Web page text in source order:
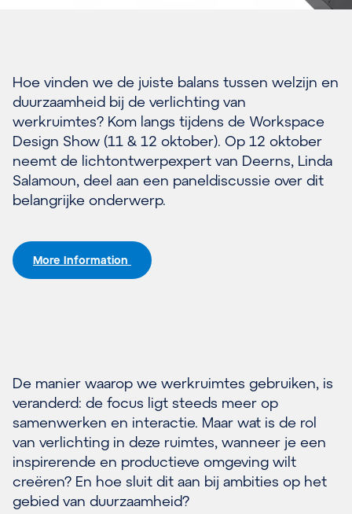
Hoe vinden we de juiste balans tussen welzijn en
duurzaamheid bij de verlichting van
werkruimtes? Kom langs tijdens de Workspace
Design Show (11 & 12 oktober). Op 12 oktober
neemt de lichtontwerpexpert van Deerns, Linda
Salamoun, deel aan een paneldiscussie over dit
belangrijke onderwerp.
More Information
De manier waarop we werkruimtes gebruiken, is
veranderd: de focus ligt steeds meer op
samenwerken en interactie. Maar wat is de rol
van verlichting in deze ruimtes, wanneer je een
inspirerende en productieve omgeving wilt
creëren? En hoe sluit dit aan bij ambities op het
gebied van duurzaamheid?